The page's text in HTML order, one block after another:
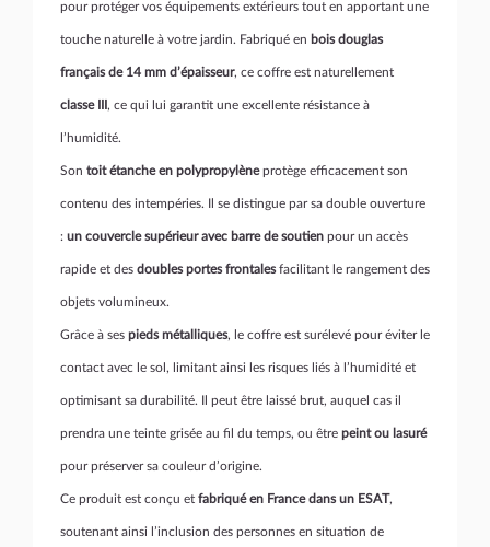
pour protéger vos équipements extérieurs tout en apportant une
touche naturelle à votre jardin. Fabriqué en bois douglas
français de 14 mm d’épaisseur, ce coffre est naturellement
classe III , ce qui lui garantit une excellente résistance à
l’humidité.
Son toit étanche en polypropylèneprotège efficacement son
contenu des intempéries. Il se distingue par sa double ouverture
: un couvercle supérieur avec barre de soutien pour un accès
rapide et des doubles portes frontalesfacilitant le rangement des
objets volumineux.
Grâce à ses pieds métalliques, le coffre est surélevé pour éviter le
contact avec le sol, limitant ainsi les risques liés à l’humidité et
optimisant sa durabilité. Il peut être laissé brut, auquel cas il
prendra une teinte grisée au fil du temps, ou être peint ou lasuré
pour préserver sa couleur d’origine.
Ce produit est conçu et fabriqué en France dans un ESAT,
soutenant ainsi l’inclusion des personnes en situation de